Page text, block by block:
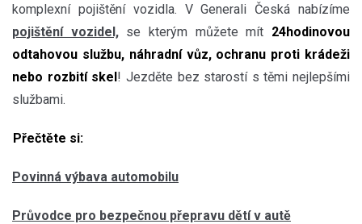
komplexní pojištění vozidla. VGenerali Česká nabízíme
pojištění vozidel,se kterým můžete mít 24hodinovou
odtahovou službu, náhradní vůz, ochranu proti krádeži
nebo rozbití skel! Jezděte bez starostí s těmi nejlepšími
službami.
Přečtěte si:
Povinná výbava automobilu
Průvodce pro bezpečnou přepravu dětí v autě